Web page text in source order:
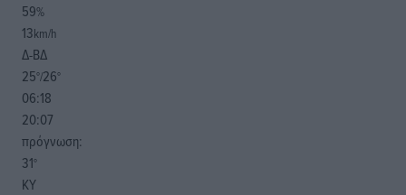
59%
13km/h
Δ-ΒΔ
25°/26°
06:18
20:07
πρόγνωση:
31°
ΚΥ